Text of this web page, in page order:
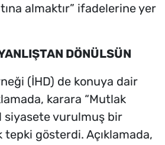
almaktır” ifadelerine yer
DÖNÜLSÜN
(İHD) de konuya dair
karara “Mutlak
siyasete vurulmuş bir
gösterdi. Açıklamada,